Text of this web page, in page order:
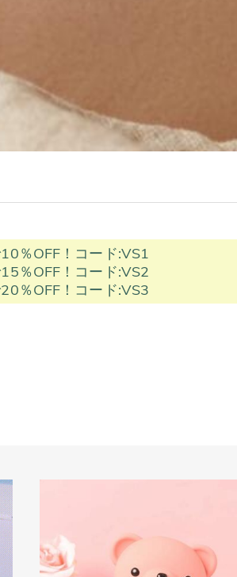
％OFF！コード:VS1
％OFF！コード:VS2
％OFF！コード:VS3